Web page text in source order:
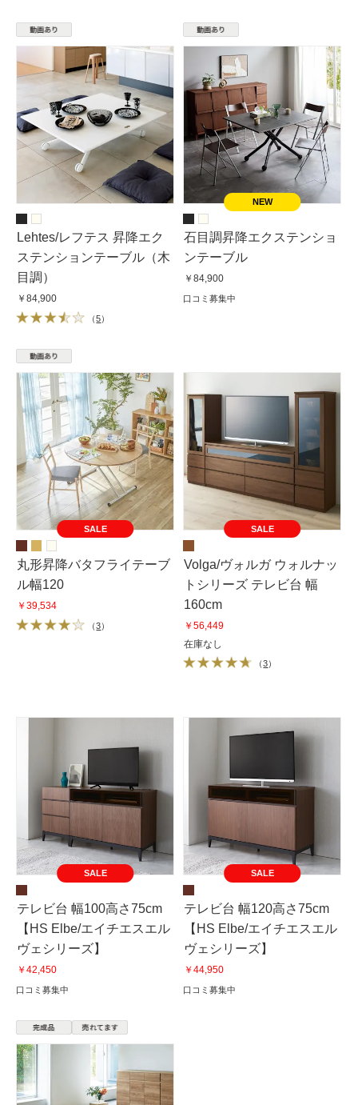
Lehtes/レフテス 昇降エク
ステンションテーブル（木
目調）
￥84,900
（5）
石目調昇降エクステンショ
ンテーブル
￥84,900
口コミ募集中
SALE
丸形昇降バタフライテーブ
ル幅120
￥39,534
（3）
SALE
Volga/ヴォルガ ウォルナッ
トシリーズ テレビ台 幅
160cm
￥56,449
在庫なし
（3）
SALE
テレビ台 幅100高さ75cm
【HS Elbe/エイチエスエル
ヴェシリーズ】
￥42,450
口コミ募集中
SALE
テレビ台 幅120高さ75cm
【HS Elbe/エイチエスエル
ヴェシリーズ】
￥44,950
口コミ募集中